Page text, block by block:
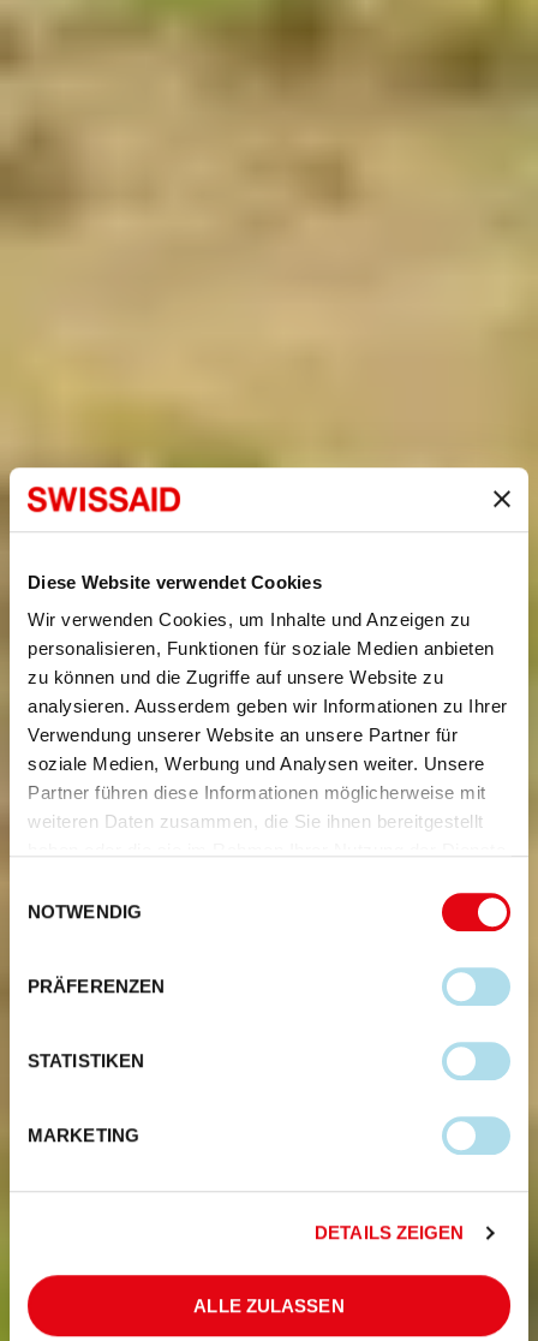
Diese Website verwendet Cookies
Wir verwenden Cookies, um Inhalte und Anzeigen zu
personalisieren, Funktionen für soziale Medien anbieten
zu können und die Zugriffe auf unsere Website zu
analysieren. Ausserdem geben wir Informationen zu Ihrer
Verwendung unserer Website an unsere Partner für
soziale Medien, Werbung und Analysen weiter. Unsere
Partner führen diese Informationen möglicherweise mit
weiteren Daten zusammen, die Sie ihnen bereitgestellt
NOTWENDIG
PRÄFERENZEN
STATISTIKEN
MARKETING
DETAILS ZEIGEN
ALLE ZULASSEN